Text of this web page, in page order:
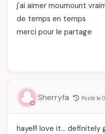
j'ai aimer moumount
de temps en temps
merci pour le partage
Sherryfa Posté le
hayel!! love it… definitely